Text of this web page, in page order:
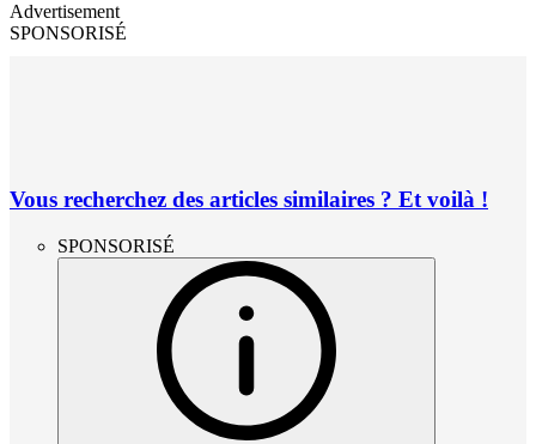
Advertisement
SPONSORISÉ
Vous recherchez des articles similaires ? Et voilà !
SPONSORISÉ